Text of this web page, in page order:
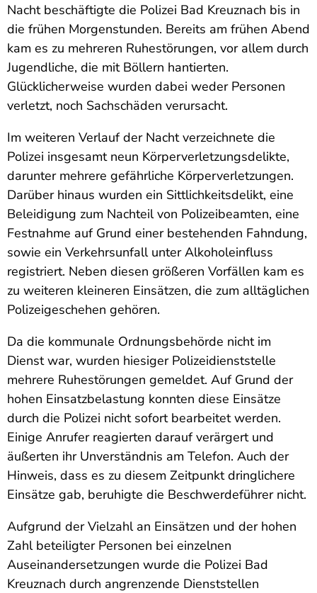
Nacht beschäftigte die Polizei Bad Kreuznach bis in
die frühen Morgenstunden. Bereits am frühen Abend
kam es zu mehreren Ruhestörungen, vor allem durch
Jugendliche, die mit Böllern hantierten.
Glücklicherweise wurden dabei weder Personen
verletzt, noch Sachschäden verursacht.
Im weiteren Verlauf der Nacht verzeichnete die
Polizei insgesamt neun Körperverletzungsdelikte,
darunter mehrere gefährliche Körperverletzungen.
Darüber hinaus wurden ein Sittlichkeitsdelikt, eine
Beleidigung zum Nachteil von Polizeibeamten, eine
Festnahme auf Grund einer bestehenden Fahndung,
sowie ein Verkehrsunfall unter Alkoholeinfluss
registriert. Neben diesen größeren Vorfällen kam es
zu weiteren kleineren Einsätzen, die zum alltäglichen
Polizeigeschehen gehören.
Da die kommunale Ordnungsbehörde nicht im
Dienst war, wurden hiesiger Polizeidienststelle
mehrere Ruhestörungen gemeldet. Auf Grund der
hohen Einsatzbelastung konnten diese Einsätze
durch die Polizei nicht sofort bearbeitet werden.
Einige Anrufer reagierten darauf verärgert und
äußerten ihr Unverständnis am Telefon. Auch der
Hinweis, dass es zu diesem Zeitpunkt dringlichere
Einsätze gab, beruhigte die Beschwerdeführer nicht.
Aufgrund der Vielzahl an Einsätzen und der hohen
Zahl beteiligter Personen bei einzelnen
Auseinandersetzungen wurde die Polizei Bad
Kreuznach durch angrenzende Dienststellen